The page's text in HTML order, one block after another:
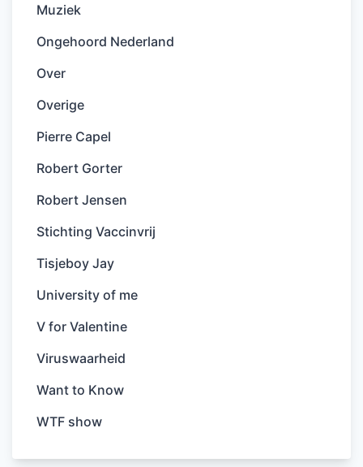
Muziek
Ongehoord Nederland
Over
Overige
Pierre Capel
Robert Gorter
Robert Jensen
Stichting Vaccinvrij
Tisjeboy Jay
University of me
V for Valentine
Viruswaarheid
Want to Know
WTF show